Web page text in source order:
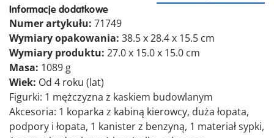
Informacje dodatkowe
Numer artykułu: 71749
Wymiary opakowania: 38.5 x 28.4 x 15.5 cm
Wymiary produktu: 27.0 x 15.0 x 15.0 cm
Masa: 1089 g
Wiek: Od 4 roku (lat)
Figurki: 1 mężczyzna z kaskiem budowlanym
Akcesoria: 1 koparka z kabiną kierowcy, duża łopata,
podpory i łopata, 1 kanister z benzyną, 1 materiał sypki,